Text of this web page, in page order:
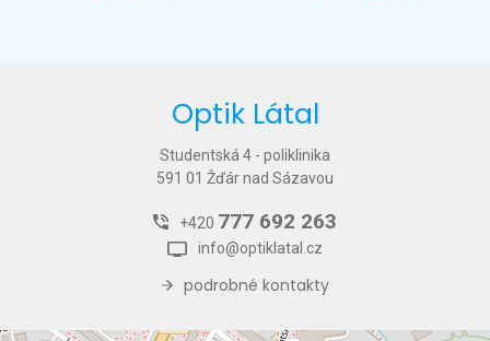
Optik Látal
Studentská 4 - poliklinika
591 01 Žďár nad Sázavou
+420 777 692 263
info@optiklatal.cz
podrobné kontakty